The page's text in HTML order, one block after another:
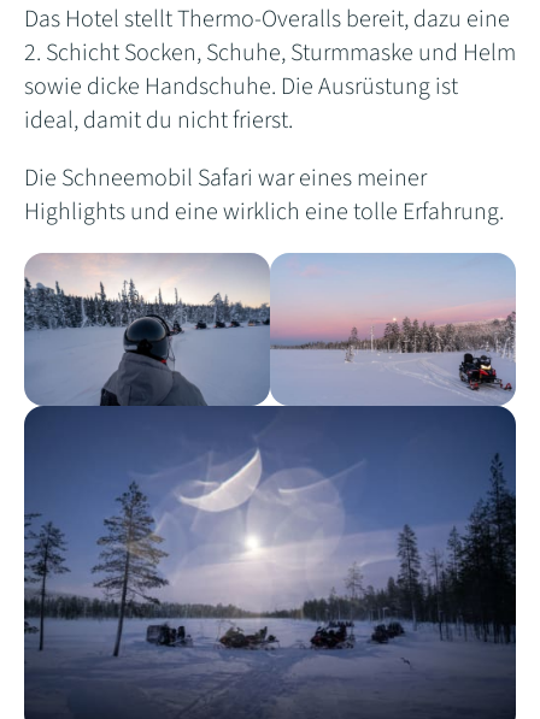
Das Hotel stellt Thermo-Overalls bereit, dazu eine
2. Schicht Socken, Schuhe, Sturmmaske und Helm
sowie dicke Handschuhe. Die Ausrüstung ist
ideal, damit du nicht frierst.
Die Schneemobil Safari war eines meiner
Highlights und eine wirklich eine tolle Erfahrung.